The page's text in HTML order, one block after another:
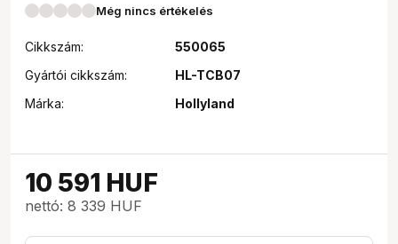
Még nincs értékelés
Cikkszám:
550065
Gyártói cikkszám:
HL-TCB07
Márka:
Hollyland
10 591 HUF
nettó: 8 339 HUF